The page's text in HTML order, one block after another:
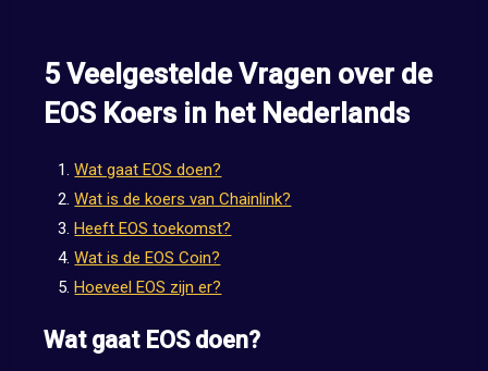
5 Veelgestelde Vragen over de
EOS Koers in het Nederlands
Wat gaat EOS doen?
Wat is de koers van Chainlink?
Heeft EOS toekomst?
Wat is de EOS Coin?
Hoeveel EOS zijn er?
Wat gaat EOS doen?